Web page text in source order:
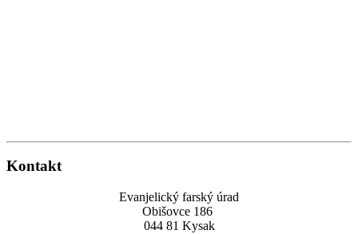
Kontakt
Evanjelický farský úrad
Obišovce 186
044 81 Kysak